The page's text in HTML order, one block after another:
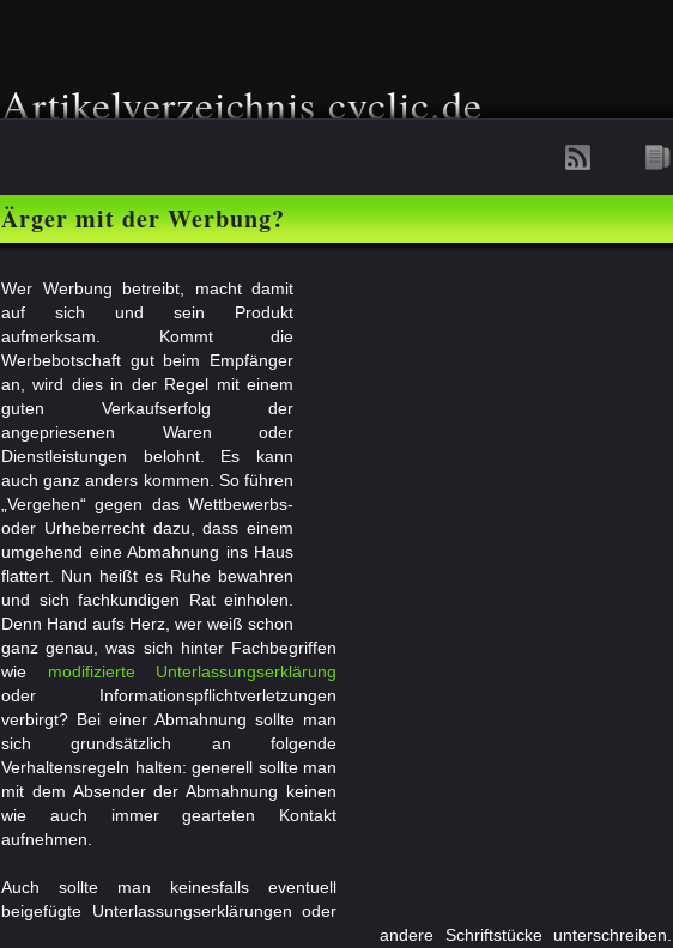
Artikelverzeichnis cyclic.de
Ärger mit der Werbung?
Wer Werbung betreibt, macht damit
auf sich und sein Produkt
aufmerksam. Kommt die
Werbebotschaft gut beim Empfänger
an, wird dies in der Regel mit einem
guten Verkaufserfolg der
angepriesenen Waren oder
Dienstleistungen belohnt. Es kann
auch ganz anders kommen. So führen
„Vergehen“ gegen das Wettbewerbs-
oder Urheberrecht dazu, dass einem
umgehend eine Abmahnung ins Haus
flattert. Nun heißt es Ruhe bewahren
und sich fachkundigen Rat einholen.
Denn Hand aufs Herz, wer weiß schon
ganz genau, was sich hinter Fachbegriffen
wie modifizierte Unterlassungserklärung
oder Informationspflichtverletzungen
verbirgt? Bei einer Abmahnung sollte man
sich grundsätzlich an folgende
Verhaltensregeln halten: generell sollte man
mit dem Absender der Abmahnung keinen
wie auch immer gearteten Kontakt
aufnehmen.
Auch sollte man keinesfalls eventuell
beigefügte Unterlassungserklärungen oder
andere Schriftstücke unterschreiben.